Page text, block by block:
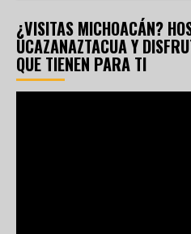
¿VISITAS MICHOACÁN?
UCAZANAZTACUA Y
QUE TIENEN PARA TI